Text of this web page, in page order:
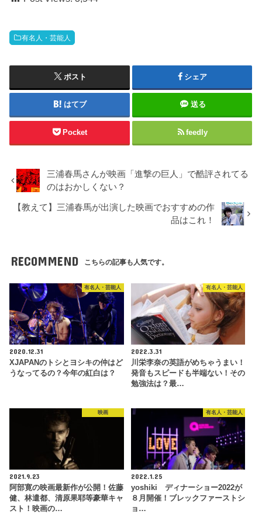
有名人・芸能人
ポスト シェア
はてブ 送る
Pocket feedly
三浦春馬さんが映画「進撃の巨人」で酷評されてる
のはおかしくない？
【教えて】三浦春馬が出演した映画でおすすめの作
品はこれ！
RECOMMEND こちらの記事も人気です。
有名人・芸能人
2020.12.31
XJAPANのトシとヨシキの仲はど
うなってるの？今年の紅白は？
有名人・芸能人
2022.3.31
川栄李奈の英語がめちゃうまい！
発音もスピードも半端ない！その
勉強法は？最…
映画
2021.9.23
阿部寛の映画最新作が公開！佐藤
健、林遣都、清原果耶等豪華キャ
スト！映画の…
有名人・芸能人
2022.1.25
yoshiki ディナーショー2022が
８月開催！ブレックファーストシ
ョ…